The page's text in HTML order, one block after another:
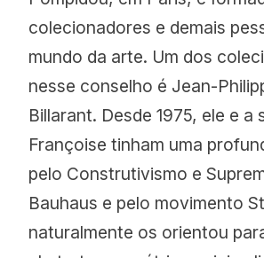
colecionadores e demais
mundo da arte. Um dos
nesse conselho é Jean-
Billarant. Desde 1975, ele e a
Françoise tinham uma
pelo Construtivismo e
Bauhaus e pelo movimento
naturalmente os orientou